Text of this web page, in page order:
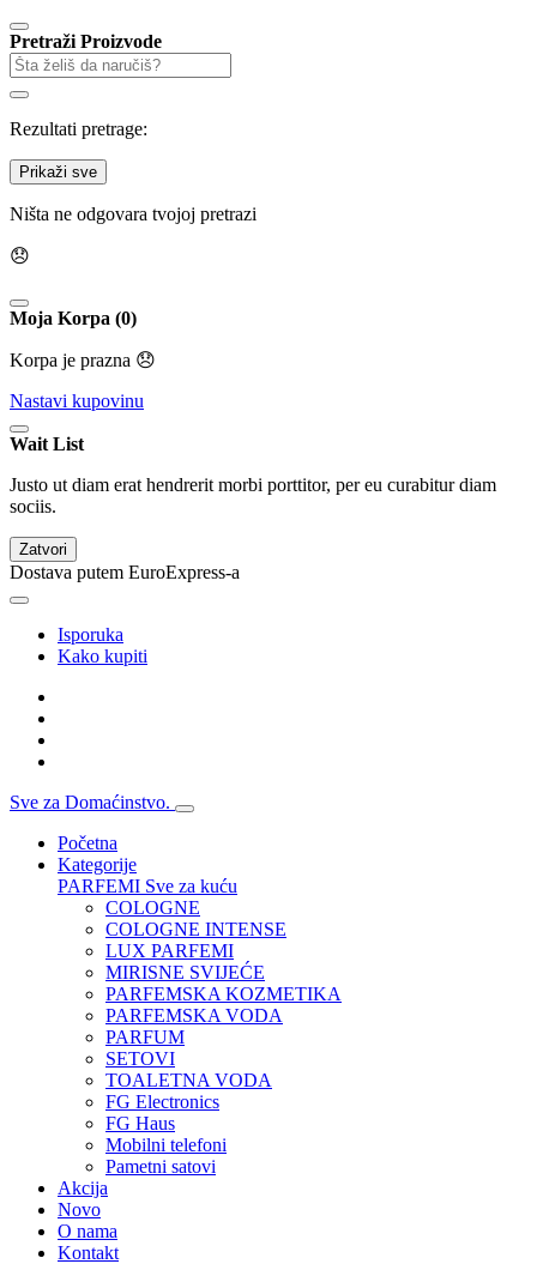
Pretraži Proizvode
Rezultati pretrage:
Prikaži sve
Ništa ne odgovara tvojoj pretrazi
😞
Moja Korpa (0)
Korpa je prazna 😞
Nastavi kupovinu
Wait List
Justo ut diam erat hendrerit morbi porttitor, per eu curabitur diam
sociis.
Zatvori
Dostava putem EuroExpress-a
Isporuka
Kako kupiti
Sve za Domaćinstvo.
Početna
Kategorije
PARFEMI Sve za kuću
COLOGNE
COLOGNE INTENSE
LUX PARFEMI
MIRISNE SVIJEĆE
PARFEMSKA KOZMETIKA
PARFEMSKA VODA
PARFUM
SETOVI
TOALETNA VODA
FG Electronics
FG Haus
Mobilni telefoni
Pametni satovi
Akcija
Novo
O nama
Kontakt